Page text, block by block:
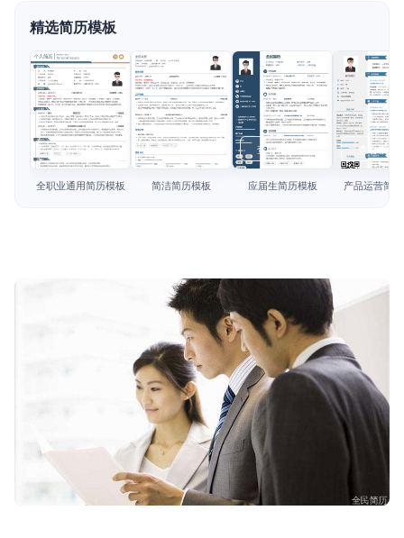
AI 模拟面试
面试自我介绍
AI 职场工具 New
简历模板
简历教程
精选简历模板
查看模板
全职业通用简历模板
查看模板
简洁简历模板
查看模板
应届生简历模板
查看模板
产品运营简